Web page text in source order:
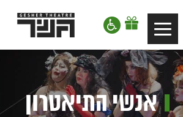
דלג לסרגל הניווט
דלג לתוכן
Toggle
navigation
תיאטרון
גשר,
בתל
אביב
אנשי התיאטרון